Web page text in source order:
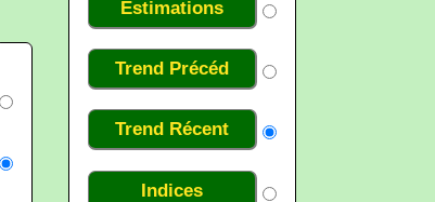
Estimations
Trend Précéd
Trend Récent
Indices